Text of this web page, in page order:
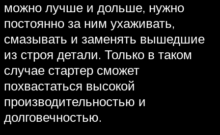
можно лучше и дольше, нужно
постоянно за ним ухаживать,
смазывать и заменять вышедшие
из строя детали. Только в таком
случае стартер сможет
похвастаться высокой
производительностью и
долговечностью.